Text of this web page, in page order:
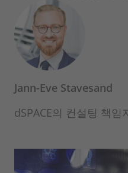
Jann-Eve Stavesand
dSPACE의 컨설팅 책임